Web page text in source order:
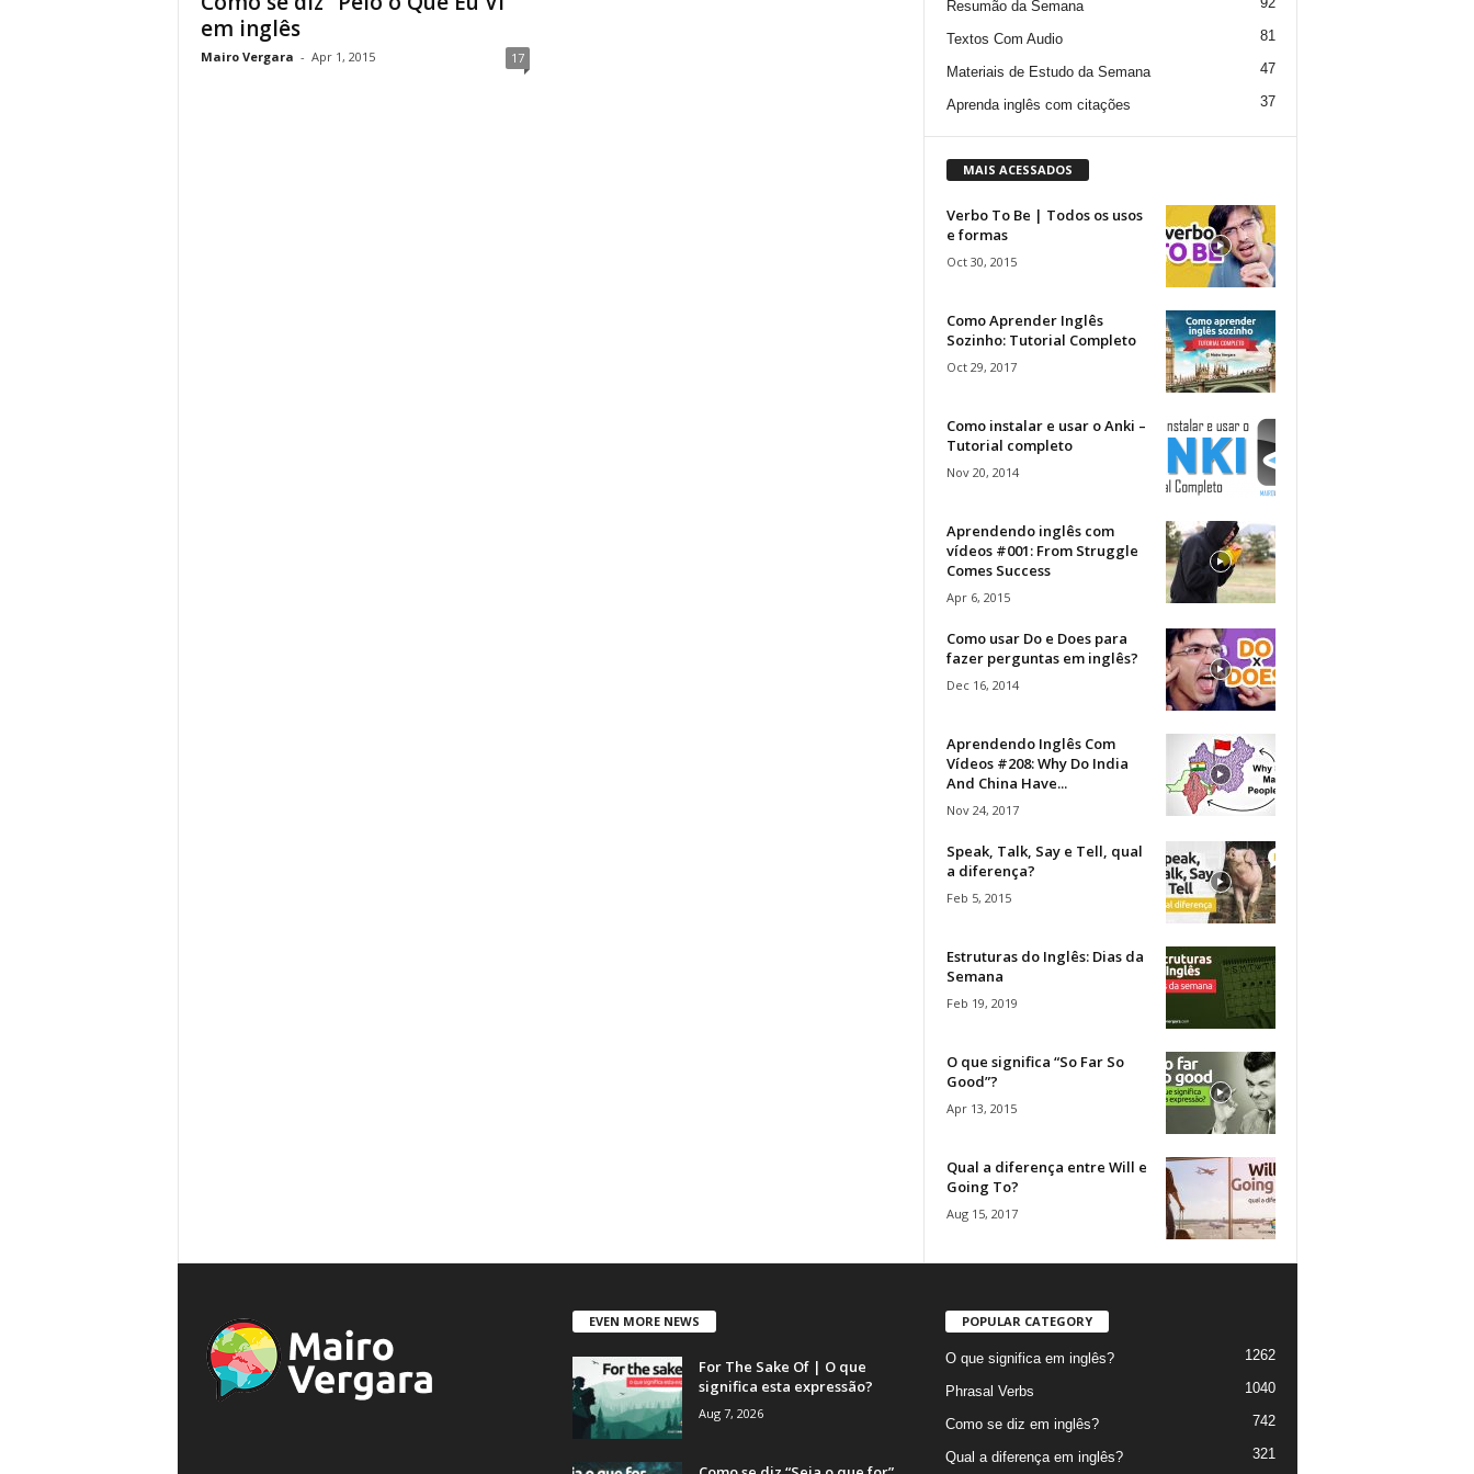
em inglês
Mairo Vergara - Apr 1, 2015 17
Resumão da Semana
Textos Com Audio 81
Materiais de Estudo da Semana 47
Aprenda inglês com citações 37
MAIS ACESSADOS
Verbo To Be | Todos os usos
e formas
Oct 30, 2015
Como Aprender Inglês
Sozinho: Tutorial Completo
Oct 29, 2017
Como instalar e usar o Anki –
Tutorial completo
Nov 20, 2014
Aprendendo inglês com
vídeos #001: From Struggle
Comes Success
Apr 6, 2015
Como usar Do e Does para
fazer perguntas em inglês?
Dec 16, 2014
Aprendendo Inglês Com
Vídeos #208: Why Do India
And China Have...
Nov 24, 2017
Speak, Talk, Say e Tell, qual
a diferença?
Feb 5, 2015
Estruturas do Inglês: Dias da
Semana
Feb 19, 2019
O que significa “So Far So
Good”?
Apr 13, 2015
Qual a diferença entre Will e
Going To?
Aug 15, 2017
EVEN MORE NEWS
For The Sake Of | O que
significa esta expressão?
Aug 7, 2026
POPULAR CATEGORY
O que significa em inglês? 1262
Phrasal Verbs 1040
Como se diz em inglês? 742
Qual a diferença em inglês? 321